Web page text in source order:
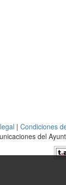
| Condiciones
del